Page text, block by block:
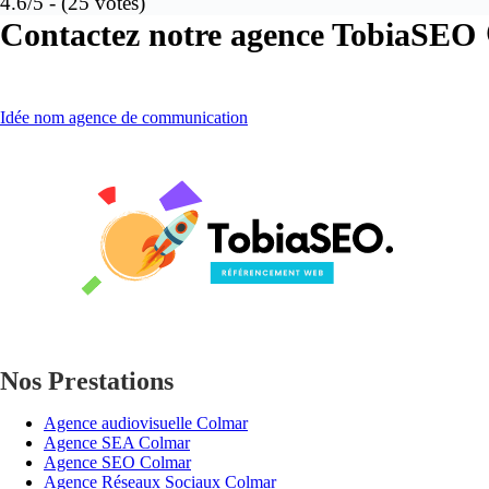
Contactez notre agence TobiaSEO
Idée nom agence de communication
Nos Prestations
Agence audiovisuelle Colmar
Agence SEA Colmar
Agence SEO Colmar
Agence Réseaux Sociaux Colmar